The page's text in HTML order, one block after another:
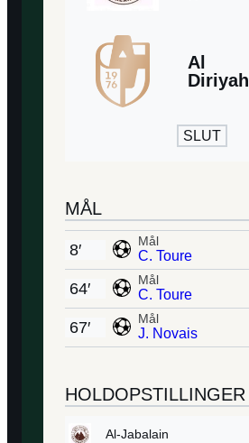
Al
Diriyah
SLUT
MÅL
Mål
C. Toure
8′
Mål
C. Toure
64′
Mål
J. Novais
67′
HOLDOPSTILLINGER
Al-Jabalain